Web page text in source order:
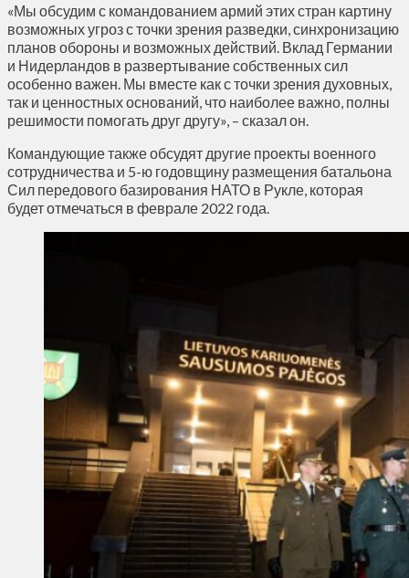
«Мы обсудим с командованием армий этих стран картину
возможных угроз с точки зрения разведки, синхронизацию
планов обороны и возможных действий. Вклад Германии
и Нидерландов в развертывание собственных сил
особенно важен. Мы вместе как с точки зрения духовных,
так и ценностных оснований, что наиболее важно, полны
решимости помогать друг другу», – сказал он.
Командующие также обсудят другие проекты военного
сотрудничества и 5-ю годовщину размещения батальона
Сил передового базирования НАТО в Рукле, которая
будет отмечаться в феврале 2022 года.